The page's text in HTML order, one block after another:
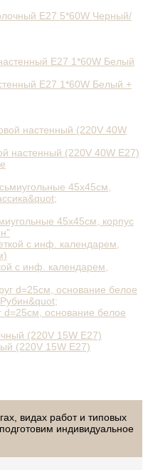
E27 5*60W Черный/
E27 1*60W Белый +
настенный (220V 40W E27)
45х45см, корпус
с инф. календарем,
d=25см, основание белое
(220V 15W E27)
видах работ и типовых
индивидуальное